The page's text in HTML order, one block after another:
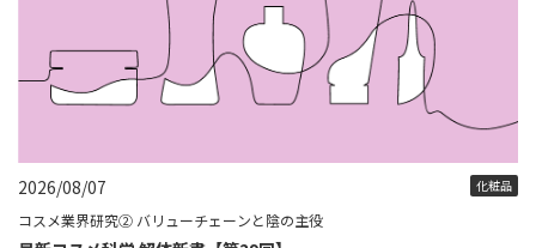
2026/08/07 化粧品
コスメ業界研究② バリューチェーンと陰の主役